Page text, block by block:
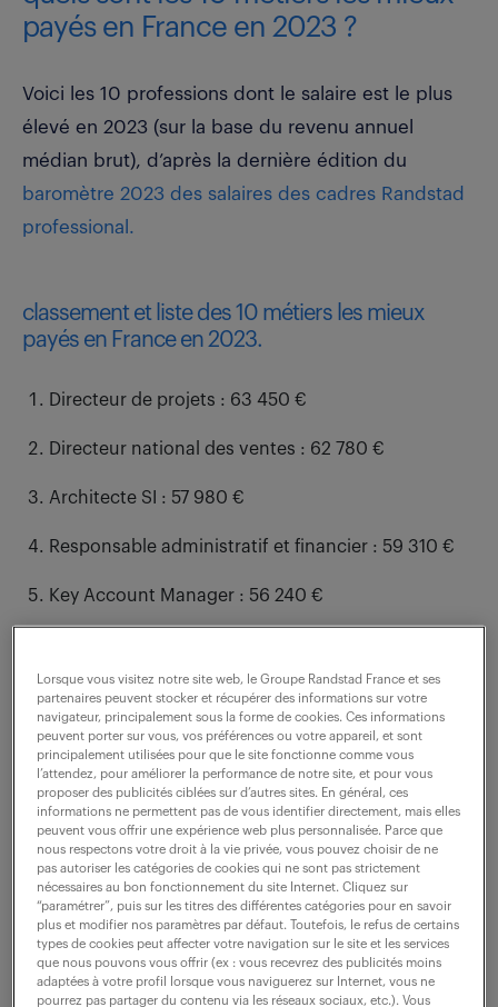
payés en France en 2023 ?
Voici les 10 professions dont le salaire est le plus
élevé en 2023 (sur la base du revenu annuel
médian brut), d’après la dernière édition du
baromètre 2023 des salaires des cadres Randstad
professional.
classement et liste des 10 métiers les mieux
payés en France en 2023.
Directeur de projets : 63 450 €
Directeur national des ventes : 62 780 €
Architecte SI : 57 980 €
Responsable administratif et financier : 59 310 €
Key Account Manager : 56 240 €
Responsable contrôle de gestion : 53 680 €
Responsable achats : 52 190 €
Responsable logistique : 50 290 €
Responsable ressources humaines : 50 260 €
métiers les mieux rémunérés en France : le
secteur de l’informatique et des télécoms en
tête.
Lorsque vous visitez notre site web, le Groupe Randstad France et ses
partenaires peuvent stocker et récupérer des informations sur votre
navigateur, principalement sous la forme de cookies. Ces informations
peuvent porter sur vous, vos préférences ou votre appareil, et sont
principalement utilisées pour que le site fonctionne comme vous
l’attendez, pour améliorer la performance de notre site, et pour vous
proposer des publicités ciblées sur d’autres sites. En général, ces
informations ne permettent pas de vous identifier directement, mais elles
peuvent vous offrir une expérience web plus personnalisée. Parce que
nous respectons votre droit à la vie privée, vous pouvez choisir de ne
pas autoriser les catégories de cookies qui ne sont pas strictement
nécessaires au bon fonctionnement du site Internet. Cliquez sur
“paramétrer”, puis sur les titres des différentes catégories pour en savoir
plus et modifier nos paramètres par défaut. Toutefois, le refus de certains
types de cookies peut affecter votre navigation sur le site et les services
que nous pouvons vous offrir (ex : vous recevrez des publicités moins
adaptées à votre profil lorsque vous naviguerez sur Internet, vous ne
pourrez pas partager du contenu via les réseaux sociaux, etc.). Vous